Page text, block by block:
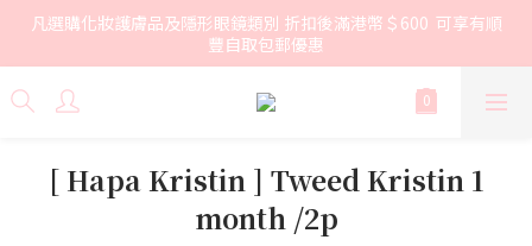
凡選購化妝護膚品及隱形眼鏡類別 折扣後滿港幣＄600  可享有順
豐自取包郵優惠
[ Hapa Kristin ] Tweed Kristin 1
month /2p